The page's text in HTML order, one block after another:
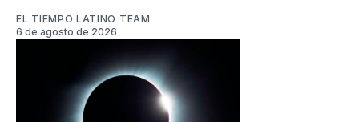
EL TIEMPO LATINO TEAM
6 de agosto de 2026